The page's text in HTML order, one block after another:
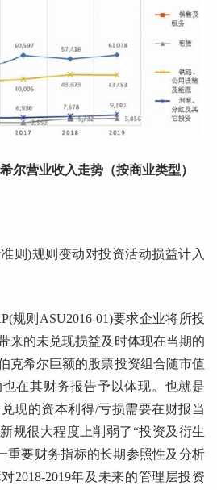
尔营业收入走势（按商业类型）
则)规则变动对投资活动损益计入
规则ASU2016-01)要求企业将所投
来的未兑现损益及时体现在当期的
克希尔巨额的股票投资组合随市值
在其财务报告予以体现。也就是
现的资本利得/亏损需要在财报当
规很大程度上削弱了“投资及衍生
重要财务指标的长期参照性及分析
2018-2019年及未来的管理层投资